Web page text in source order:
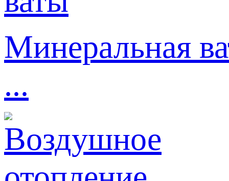
Минеральная
...